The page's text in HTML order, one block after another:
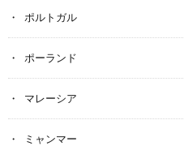
ポルトガル
ポーランド
マレーシア
ミャンマー